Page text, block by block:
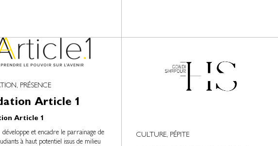
PRÉSENCE
Article 1
Article 1
et encadre le parrainage de
à haut potentiel issus de milieu
CULTURE, PÉPITE